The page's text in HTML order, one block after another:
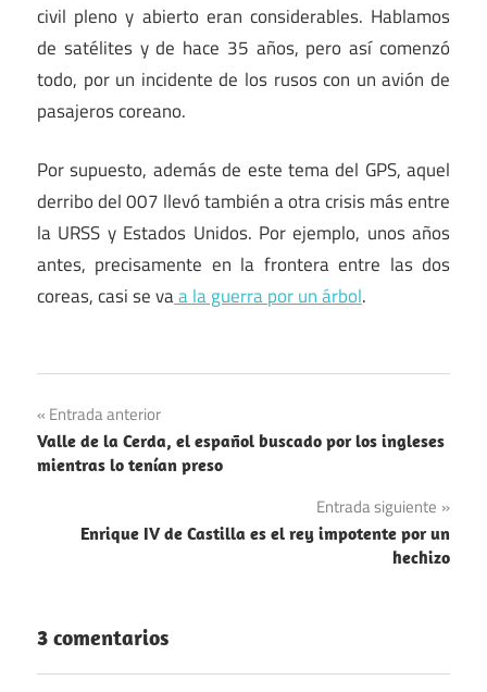
civil pleno y abierto eran considerables. Hablamos
de satélites y de hace 35 años, pero así comenzó
todo, por un incidente de los rusos con un avión de
pasajeros coreano.
Por supuesto, además de este tema del GPS, aquel
derribo del 007 llevó también a otra crisis más entre
la URSS y Estados Unidos. Por ejemplo, unos años
antes, precisamente en la frontera entre las dos
coreas, casi se vaa la guerra por un árbol.
Guerra
Fría
Navegación
de
Entrada anterior
Valle de la Cerda, el español buscado por los ingleses
mientras lo tenían preso
Entrada siguiente
Enrique IV de Castilla es el rey impotente por un
hechizo
3 comentarios